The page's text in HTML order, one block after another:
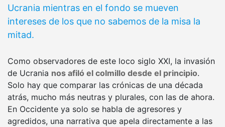
Ucrania mientras en el fondo se mueven
intereses de los que no sabemos de la misa la
mitad.
Como observadores de este loco siglo XXI, la invasión
de Ucrania nos afiló el colmillo desde el principio.
Solo hay que comparar las crónicas de una década
atrás, mucho más neutras y plurales, con las de ahora.
En Occidente ya solo se habla de agresores y
agredidos, una narrativa que apela directamente a las